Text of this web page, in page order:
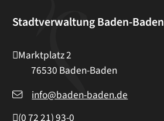
Stadtverwaltung Baden-Baden
Marktplatz 2
76530 Baden-Baden
info@baden-baden.de
(07221) 93-0